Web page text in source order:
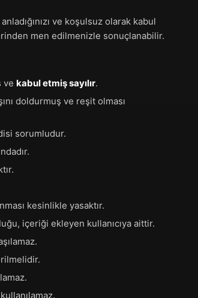
ve koşulsuz olarak kabul
men edilmenizle sonuçlanabilir.
ve kabul etmiş sayılır.
doldurmuş ve reşit olması
sorumludur.
kesinlikle yasaktır.
içeriği ekleyen kullanıcıya aittir.